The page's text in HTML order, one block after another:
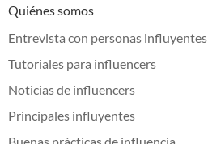
Quiénes somos
Entrevista con personas influyentes
Tutoriales para influencers
Noticias de influencers
Principales influyentes
Buenas prácticas de influencia